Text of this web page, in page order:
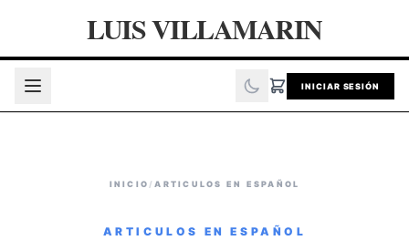
LUIS VILLAMARIN
INICIAR SESIÓN
INICIO /ARTICULOS EN ESPAÑOL
ARTICULOS EN ESPAÑOL